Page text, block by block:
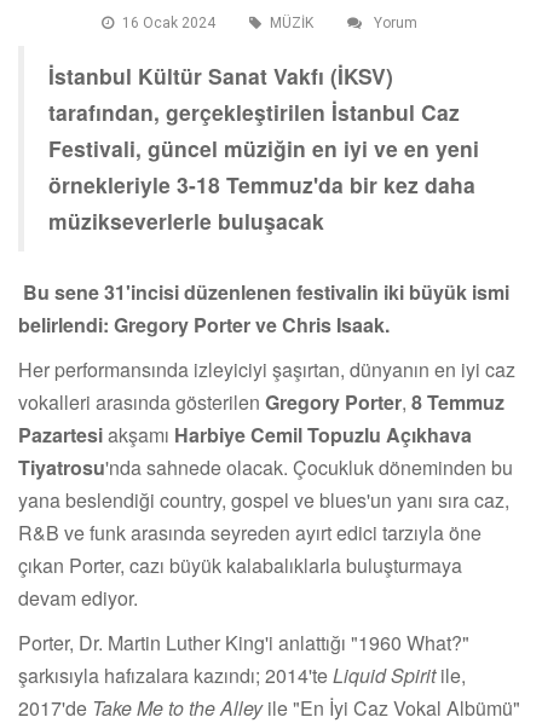
16 Ocak 2024 MÜZİK Yorum
İstanbul Kültür Sanat Vakfı (İKSV)
tarafından, gerçekleştirilen İstanbul Caz
Festivali, güncel müziğin en iyi ve en yeni
örnekleriyle 3-18 Temmuz'da bir kez daha
müzikseverlerle buluşacak
Bu sene 31'incisi düzenlenen festivalin iki büyük ismi
belirlendi: Gregory Porter ve Chris Isaak.
Her performansında izleyiciyi şaşırtan, dünyanın en iyi caz
vokalleri arasında gösterilen Gregory Porter, 8 Temmuz
Pazartesiakşamı Harbiye Cemil Topuzlu Açıkhava
Tiyatrosu'nda sahnede olacak. Çocukluk döneminden bu
yana beslendiği country, gospel ve blues'un yanı sıra caz,
R&B ve funk arasında seyreden ayırt edici tarzıyla öne
çıkan Porter, cazı büyük kalabalıklarla buluşturmaya
devam ediyor.
Porter, Dr. Martin Luther King'i anlattığı "1960 What?"
şarkısıyla hafızalara kazındı; 2014'teLiquid Spiritile,
2017'de Take Me to the Alleyile "En İyi Caz Vokal Albümü"